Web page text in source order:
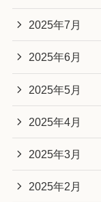
2025年7月
2025年6月
2025年5月
2025年4月
2025年3月
2025年2月